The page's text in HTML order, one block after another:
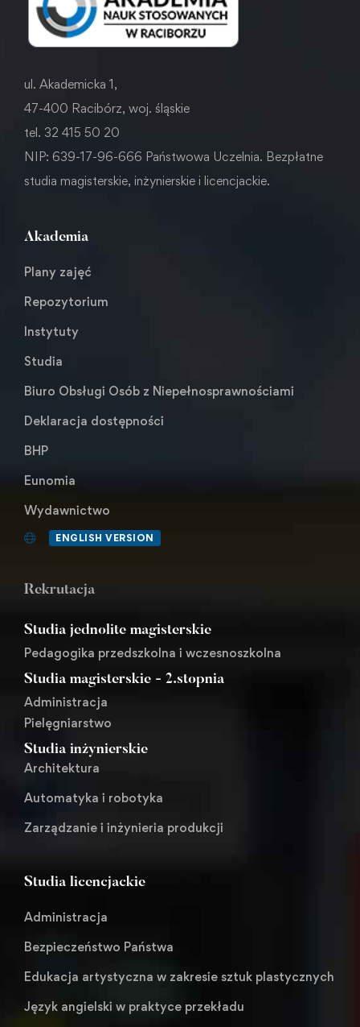
ul. Akademicka 1,
47-400 Racibórz, woj. śląskie
tel. 32 415 50 20
NIP: 639-17-96-666 Państwowa Uczelnia. Bezpłatne
studia magisterskie, inżynierskie i licencjackie.
Akademia
Plany zajęć
Repozytorium
Instytuty
Studia
Biuro Obsługi Osób z Niepełnosprawnościami
Deklaracja dostępności
BHP
Eunomia
Wydawnictwo
ENGLISH VERSION
Rekrutacja
Studia jednolite magisterskie
Pedagogika przedszkolna i wczesnoszkolna
Studia magisterskie - 2.stopnia
Administracja
Pielęgniarstwo
Studia inżynierskie
Architektura
Automatyka i robotyka
Zarządzanie i inżynieria produkcji
Studia licencjackie
Administracja
Bezpieczeństwo Państwa
Edukacja artystyczna w zakresie sztuk plastycznych
Język angielski w praktyce przekładu